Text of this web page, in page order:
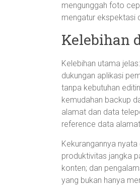
mengunggah foto
mengatur ekspektasi
Kelebihan
Kelebihan utama
dukungan aplikasi
tanpa kebutuhan
kemudahan backup
alamat dan data
reference data
Kekurangannya
produktivitas jangka
konten; dan
yang bukan hanya